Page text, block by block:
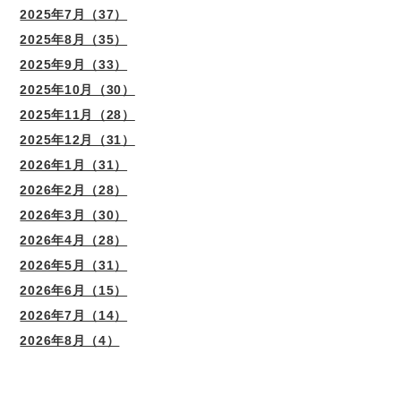
2025年7月（37）
2025年8月（35）
2025年9月（33）
2025年10月（30）
2025年11月（28）
2025年12月（31）
2026年1月（31）
2026年2月（28）
2026年3月（30）
2026年4月（28）
2026年5月（31）
2026年6月（15）
2026年7月（14）
2026年8月（4）